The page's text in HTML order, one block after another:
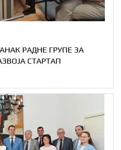
РАДНЕ ГРУПЕ ЗА
СТАРТАП